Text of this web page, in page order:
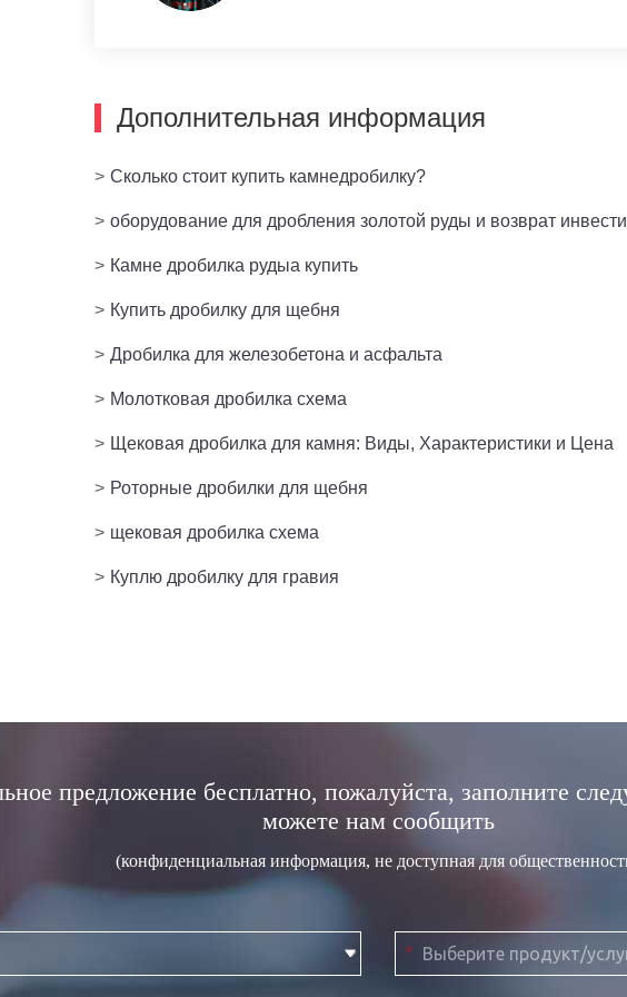
Дополнительная информация
> Сколько стоит купить камнедробилку?
> оборудование для дробления золотой руды и возврат
> Камне дробилка рудыа купить
> Купить дробилку для щебня
> Дробилка для железобетона и асфальта
> Молотковая дробилка схема
> Щековая дробилка для камня: Виды, Характеристики и Цена
> Роторные дробилки для щебня
> щековая дробилка схема
> Куплю дробилку для гравия
предложение бесплатно, пожалуйста, заполните
можете нам сообщить
(конфиденциальная информация, не доступная для
*